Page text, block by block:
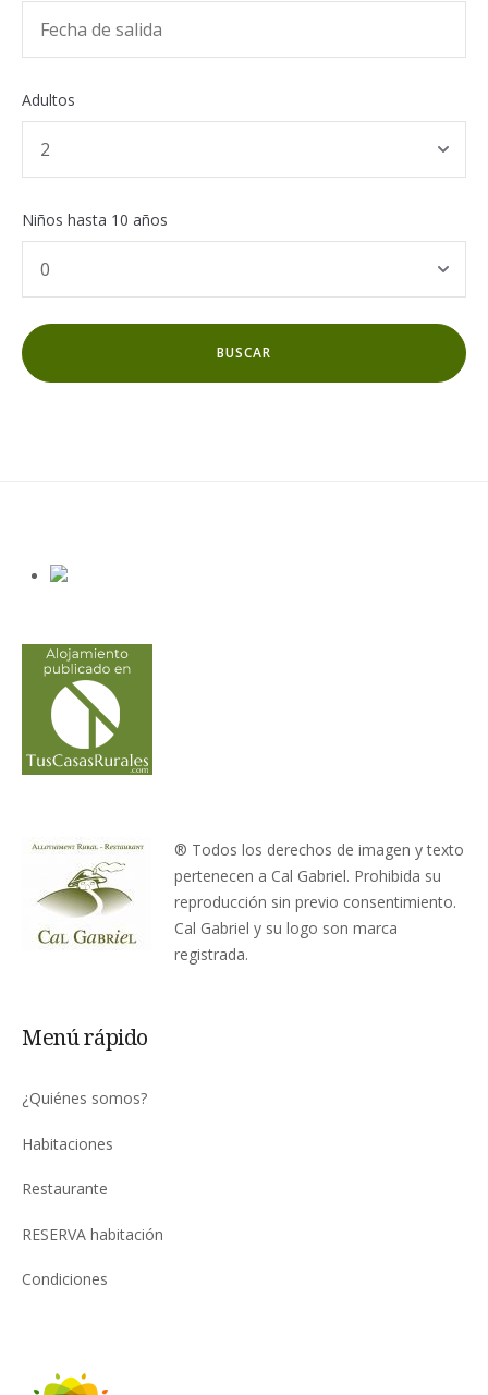
Adultos
Niños hasta 10 años
® Todos los derechos de imagen y texto
pertenecen a Cal Gabriel. Prohibida su
reproducción sin previo consentimiento.
Cal Gabriel y su logo son marca
registrada.
Menú rápido
¿Quiénes somos?
Habitaciones
Restaurante
RESERVA habitación
Condiciones